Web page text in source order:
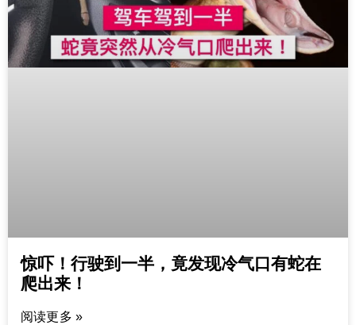
惊吓！行驶到一半，竟发现冷气口有蛇在
爬出来！
阅读更多 »